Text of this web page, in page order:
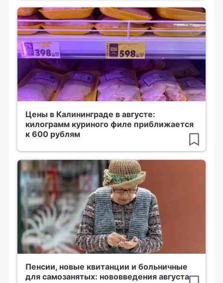
Цены в Калининграде в августе:
килограмм куриного филе приближается
к 600 рублям
Пенсии, новые квитанции и больничные
для самозанятых: нововведения августа